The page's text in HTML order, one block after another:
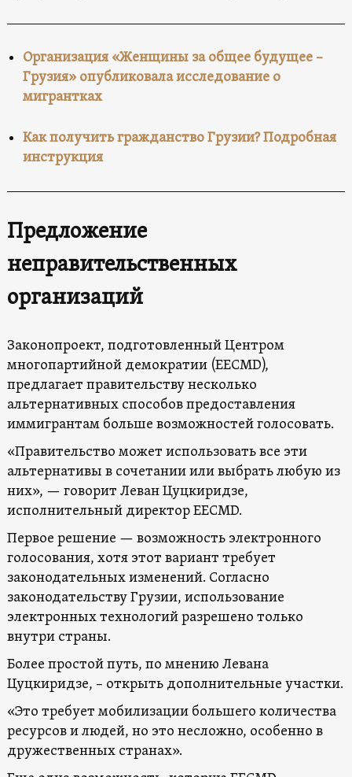
Организация «Женщины за общее будущее –
Грузия» опубликовала исследование о
мигрантках
Как получить гражданство Грузии? Подробная
инструкция
Предложение
неправительственных
организаций
Законопроект, подготовленный Центром
многопартийной демократии (EECMD),
предлагает правительству несколько
альтернативных способов предоставления
иммигрантам больше возможностей голосовать.
«Правительство может использовать все эти
альтернативы в сочетании или выбрать любую из
них», — говорит Леван Цуцкиридзе,
исполнительный директор EECMD.
Первое решение — возможность электронного
голосования, хотя этот вариант требует
законодательных изменений. Согласно
законодательству Грузии, использование
электронных технологий разрешено только
внутри страны.
Более простой путь, по мнению Левана
Цуцкиридзе, – открыть дополнительные участки.
«Это требует мобилизации большего количества
ресурсов и людей, но это несложно, особенно в
дружественных странах».